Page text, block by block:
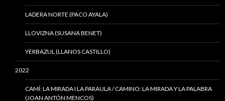
LADERA NORTE (PACO AYALA)
LLOVIZNA (SUSANA BENET)
YERBAZUL (LLANOS CASTILLO)
2022
CAMÍ: LA MIRADA I LA PARAULA / CAMINO: LA MIRADA Y LA PALABRA
(JOAN ANTÓN MENCOS)